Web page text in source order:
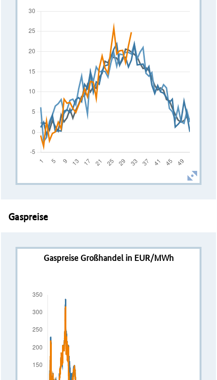
Gaspreise
Gaspreise Großhandel in EUR/MWh